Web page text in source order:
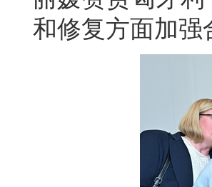
和修复方面加强